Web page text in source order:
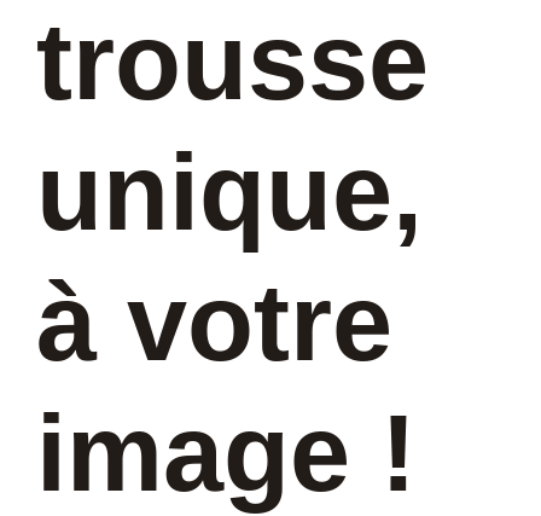
trousse
unique,
à votre
image !